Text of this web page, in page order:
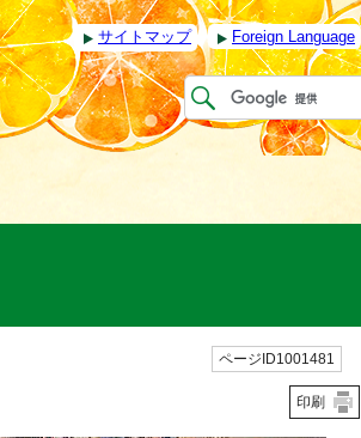
サイトマップ Foreign Language
ページID1001481
印刷